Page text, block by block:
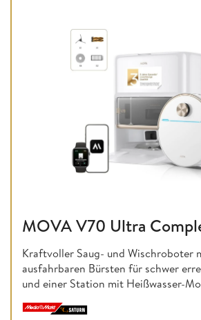
MOVA V70 Ultra
Kraftvoller Saug- und Wischroboter
ausfahrbaren Bürsten für schwer
und einer Station mit Heißwasser-